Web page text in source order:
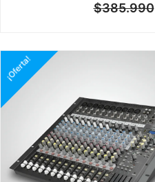
en
$385.990
¡Oferta!